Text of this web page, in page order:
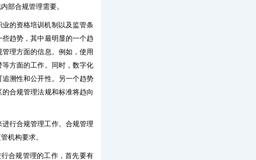
部合规管理需要。
的资格培训机制以及监管条
趋势，其中最明显的一个趋
理方面的信息。例如，使用
方面的工作。同时，数字化
溯性和公开性。另一个趋势
合规管理法规和标准将趋向
行合规管理工作。合规管理
机构要求。
合规管理的工作，首先要有